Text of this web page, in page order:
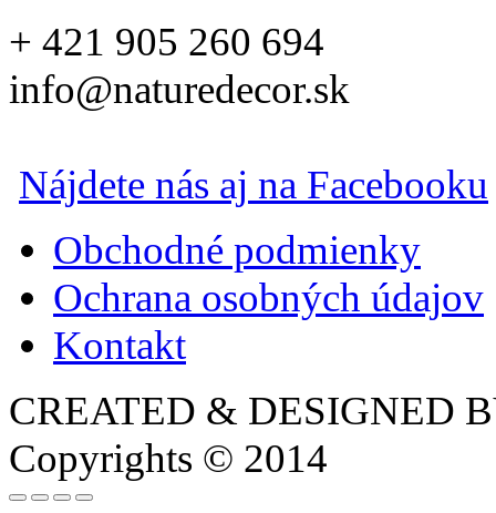
+ 421 905 260 694
info@naturedecor.sk
Nájdete nás aj na Facebooku
Obchodné podmienky
Ochrana osobných údajov
Kontakt
CREATED & DESIGNED
Copyrights © 2014